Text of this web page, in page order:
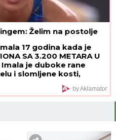
Želim na postolje
17 godina kada je
SA 3.200 METARA U
Imala je duboke rane
i slomljene kosti,
MAJKU, ali nije želela
by Aklamator